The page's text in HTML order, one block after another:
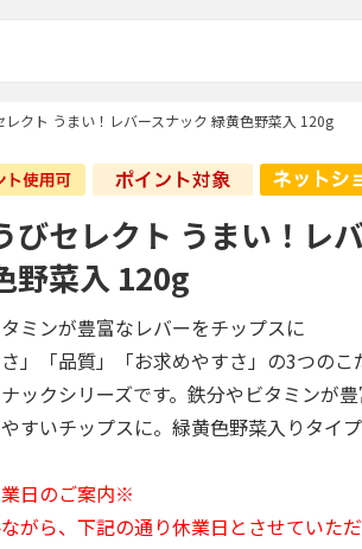
レクト うまい！レバースナック 緑黄色野菜入 120g
びセレクト うまい！レ
野菜入 120g
ミンが豊富なレバーをチップスに
さ」「品質」「お求めやすさ」の3つの
ックシリーズです。鉄分やビタミンが
すいチップスに。緑黄色野菜入りタイプ
日のご案内※
がら、下記の通り休業日とさせていただ